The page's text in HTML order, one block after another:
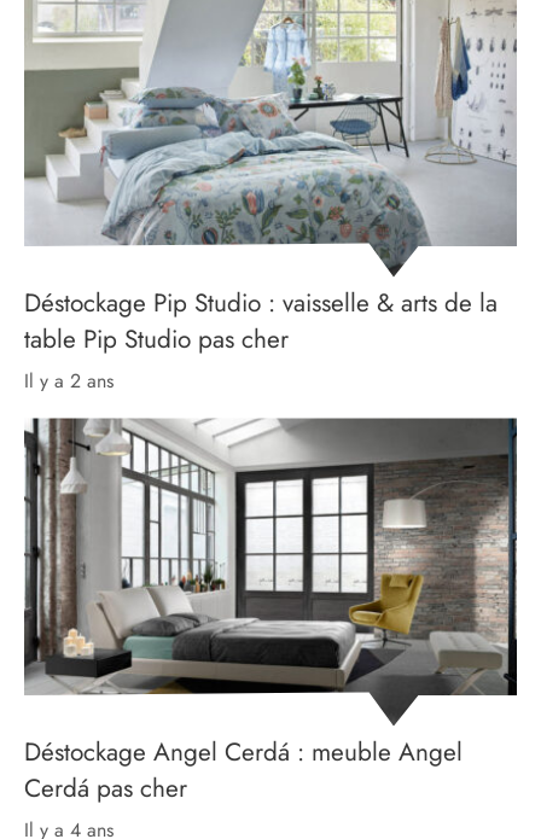
Déstockage Pip Studio : vaisselle & arts de la
table Pip Studio pas cher
il y a 2 ans
Déstockage Angel Cerdá : meuble Angel
Cerdá pas cher
il y a 4 ans